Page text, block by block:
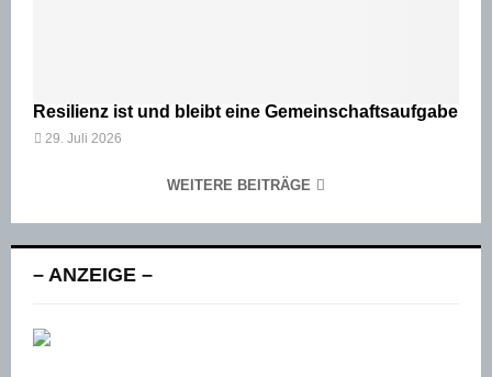
Resilienz ist und bleibt eine Gemeinschaftsaufgabe
29. Juli 2026
WEITERE BEITRÄGE
– ANZEIGE –